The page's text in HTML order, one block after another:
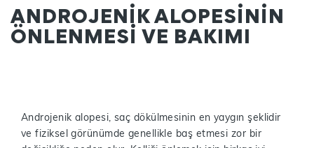
ANDROJENİK ALOPESİNİN
ÖNLENMESİ VE BAKIMI
Androjenik alopesi, saç dökülmesinin en yaygın şeklidir
ve fiziksel görünümde genellikle baş etmesi zor bir